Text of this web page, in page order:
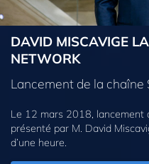
DAVID MISCAVIGE
NETWORK
Lancement de la
Le 12 mars 2018, lancement
présenté par M. David
d’une heure.